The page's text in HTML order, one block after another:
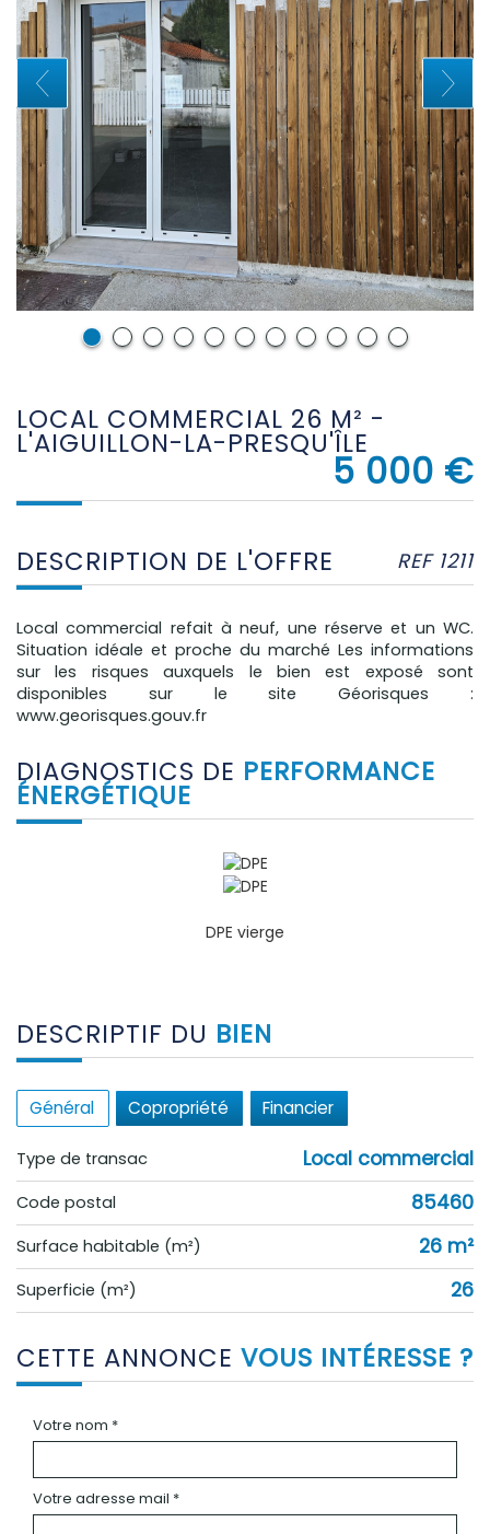
LOCAL COMMERCIAL 26 M² -
L'AIGUILLON-LA-PRESQU'ÎLE
5 000 €
DESCRIPTION DE L'OFFRE REF 1211
Local commercial refait à neuf, une réserve et un WC.
Situation idéale et proche du marché Les informations
sur les risques auxquels le bien est exposé sont
disponibles sur le site Géorisques :
www.georisques.gouv.fr
DIAGNOSTICS DE PERFORMANCE
ÉNERGÉTIQUE
DPE vierge
DESCRIPTIF DU BIEN
Général Copropriété Financier
Type de transac Local commercial
Code postal 85460
Surface habitable (m²) 26 m²
Superficie (m²) 26
CETTE ANNONCE VOUS INTÉRESSE ?
Votre nom *
Votre adresse mail *